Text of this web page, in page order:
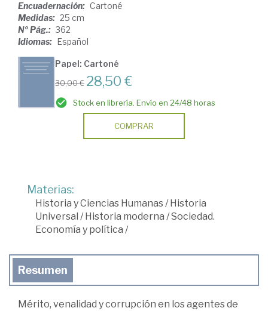
Encuadernación: Cartoné
Medidas: 25 cm
Nº Pág.: 362
Idiomas: Español
Papel: Cartoné
30,00 € 28,50 €
Stock en librería. Envío en 24/48 horas
COMPRAR
Materias:
Historia y Ciencias Humanas/ Historia
Universal / Historia moderna /Sociedad.
Economía y política /
Resumen
Mérito, venalidad y corrupción en los agentes de